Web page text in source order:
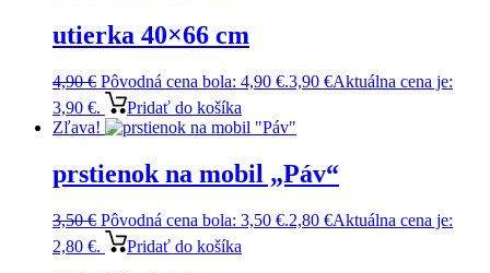
utierka 40×66 cm
4,90€ Pôvodná cena bola: 4,90 €.3,90 €Aktuálna cena je:
3,90 €.
Pridať do košíka
Zľava!
prstienok na mobil „Páv“
3,50€ Pôvodná cena bola: 3,50 €.2,80 €Aktuálna cena je:
2,80 €.
Pridať do košíka